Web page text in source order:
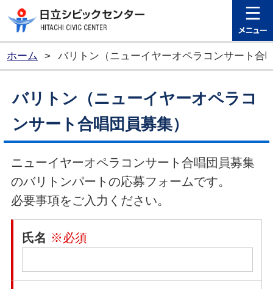
日立シビ
ホーム > バリトン（ニューイヤーオペラコンサート合
バリトン（ニューイヤーオペラコ
ンサート合唱団員募集）
ニューイヤーオペラコンサート合唱団員募集
のバリトンパートの応募フォームです。
必要事項をご入力ください。
氏名 ※必須